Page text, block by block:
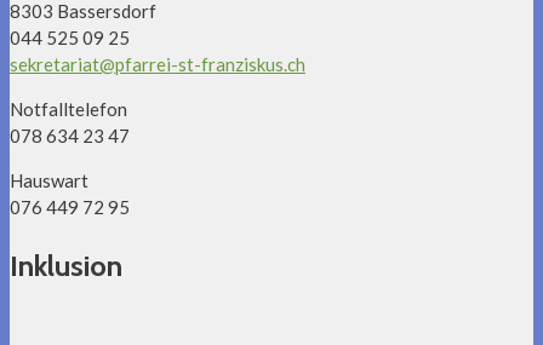
8303 Bassersdorf
044 525 09 25
sekretariat@pfarrei-st-franziskus.ch
Notfalltelefon
078 634 23 47
Hauswart
076 449 72 95
Inklusion